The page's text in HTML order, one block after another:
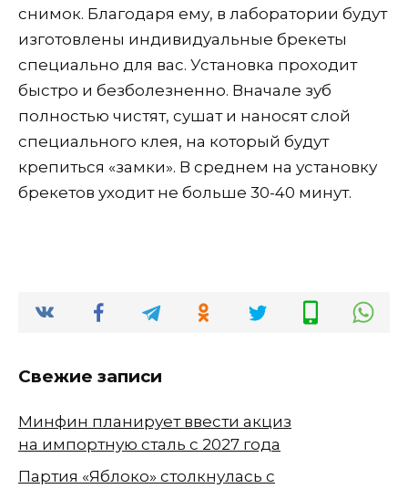
снимок. Благодаря ему, в лаборатории будут
изготовлены индивидуальные брекеты
специально для вас. Установка проходит
быстро и безболезненно. Вначале зуб
полностью чистят, сушат и наносят слой
специального клея, на который будут
крепиться «замки». В среднем на установку
брекетов уходит не больше 30-40 минут.
Свежие записи
Минфин планирует ввести акциз
на импортную сталь с 2027 года
Партия «Яблоко» столкнулась с